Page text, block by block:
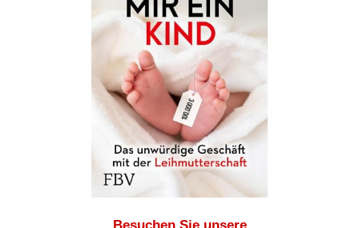
Besuchen Sie unsere